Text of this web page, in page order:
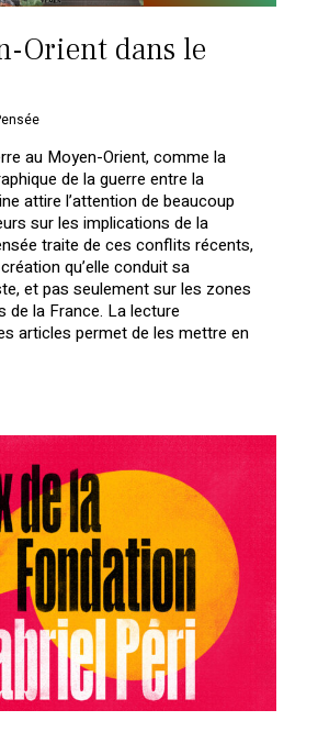
Orient dans le
au Moyen-Orient, comme la
de la guerre entre la
attire l’attention de beaucoup
sur les implications de la
traite de ces conflits récents,
qu’elle conduit sa
et pas seulement sur les zones
de la France. La lecture
articles permet de les mettre en